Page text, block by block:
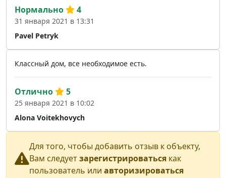
Pavel Petryk
Нормально 4
31 января 2021 в 13:31
Классный дом, все необходимое есть.
Alona Voitekhovych
Отлично 5
25 января 2021 в 10:02
Для того, чтобы добавить отзыв к объекту,
Вам следуетзарегистрироваться как
пользователь или авторизироваться